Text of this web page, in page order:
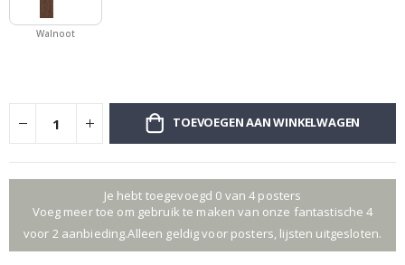
Walnoot
TOEVOEGEN AAN WINKELWAGEN
Je hebt toegevoegd 0 van 4 posters
Voeg meer toe om gebruik te maken van onze fantastische 4
voor 2 aanbieding.Alleen geldig voor posters, lijsten uitgesloten.